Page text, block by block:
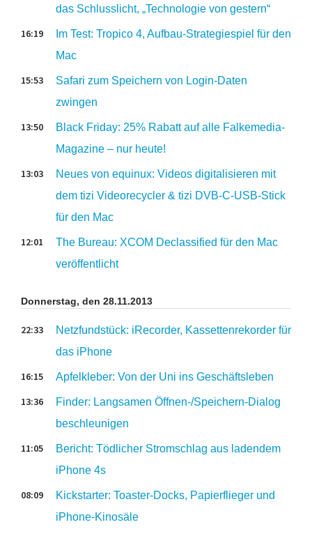
das Schlusslicht, „Technologie von gestern“
Im Test: Tropico 4, Aufbau-Strategiespiel für den
Mac
16:19
Safari zum Speichern von Login-Daten
zwingen
15:53
Black Friday: 25% Rabatt auf alle Falkemedia-
Magazine – nur heute!
13:50
Neues von equinux: Videos digitalisieren mit
dem tizi Videorecycler & tizi DVB-C-USB-Stick
für den Mac
13:03
The Bureau: XCOM Declassified für den Mac
veröffentlicht
12:01
Donnerstag, den 28.11.2013
Netzfundstück: iRecorder, Kassettenrekorder für
das iPhone
22:33
Apfelkleber: Von der Uni ins Geschäftsleben
16:15
Finder: Langsamen Öffnen-/Speichern-Dialog
beschleunigen
13:36
Bericht: Tödlicher Stromschlag aus ladendem
iPhone 4s
11:05
Kickstarter: Toaster-Docks, Papierflieger und
iPhone-Kinosäle
08:09